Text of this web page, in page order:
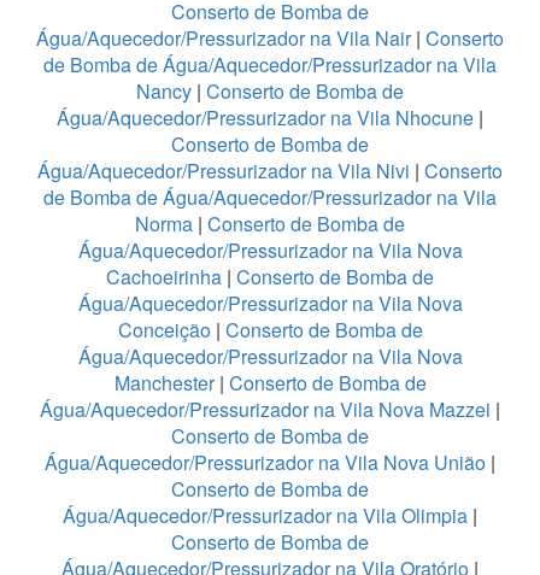
Conserto de Bomba de
Água/Aquecedor/Pressurizador na Vila Nair| Conserto
de Bomba de Água/Aquecedor/Pressurizador na Vila
Nancy | Conserto de Bomba de
Água/Aquecedor/Pressurizador na Vila Nhocune |
Conserto de Bomba de
Água/Aquecedor/Pressurizador na Vila Nivi | Conserto
de Bomba de Água/Aquecedor/Pressurizador na Vila
Norma | Conserto de Bomba de
Água/Aquecedor/Pressurizador na Vila Nova
Cachoeirinha | Conserto de Bomba de
Água/Aquecedor/Pressurizador na Vila Nova
Conceição| Conserto de Bomba de
Água/Aquecedor/Pressurizador na Vila Nova
Manchester| Conserto de Bomba de
Água/Aquecedor/Pressurizador na Vila Nova Mazzei |
Conserto de Bomba de
Água/Aquecedor/Pressurizador na Vila Nova União |
Conserto de Bomba de
Água/Aquecedor/Pressurizador na Vila Olimpia |
Conserto de Bomba de
Água/Aquecedor/Pressurizador na Vila Oratório |